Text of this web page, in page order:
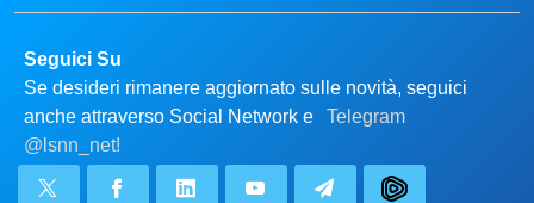
Seguici Su
Se desideri rimanere aggiornato sulle novità, seguici
anche attraverso Social Network e
Telegram
@lsnn_net!